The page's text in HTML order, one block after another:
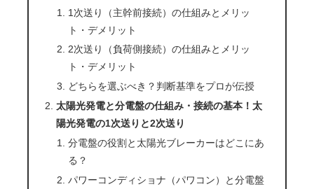
1次送り（主幹前接続）の仕組みとメリッ
ト・デメリット
2次送り（負荷側接続）の仕組みとメリッ
ト・デメリット
どちらを選ぶべき？判断基準をプロが伝授
太陽光発電と分電盤の仕組み・接続の基本！太
陽光発電の1次送りと2次送り
分電盤の役割と太陽光ブレーカーはどこにあ
る？
パワーコンディショナ（パワコン）と分電盤